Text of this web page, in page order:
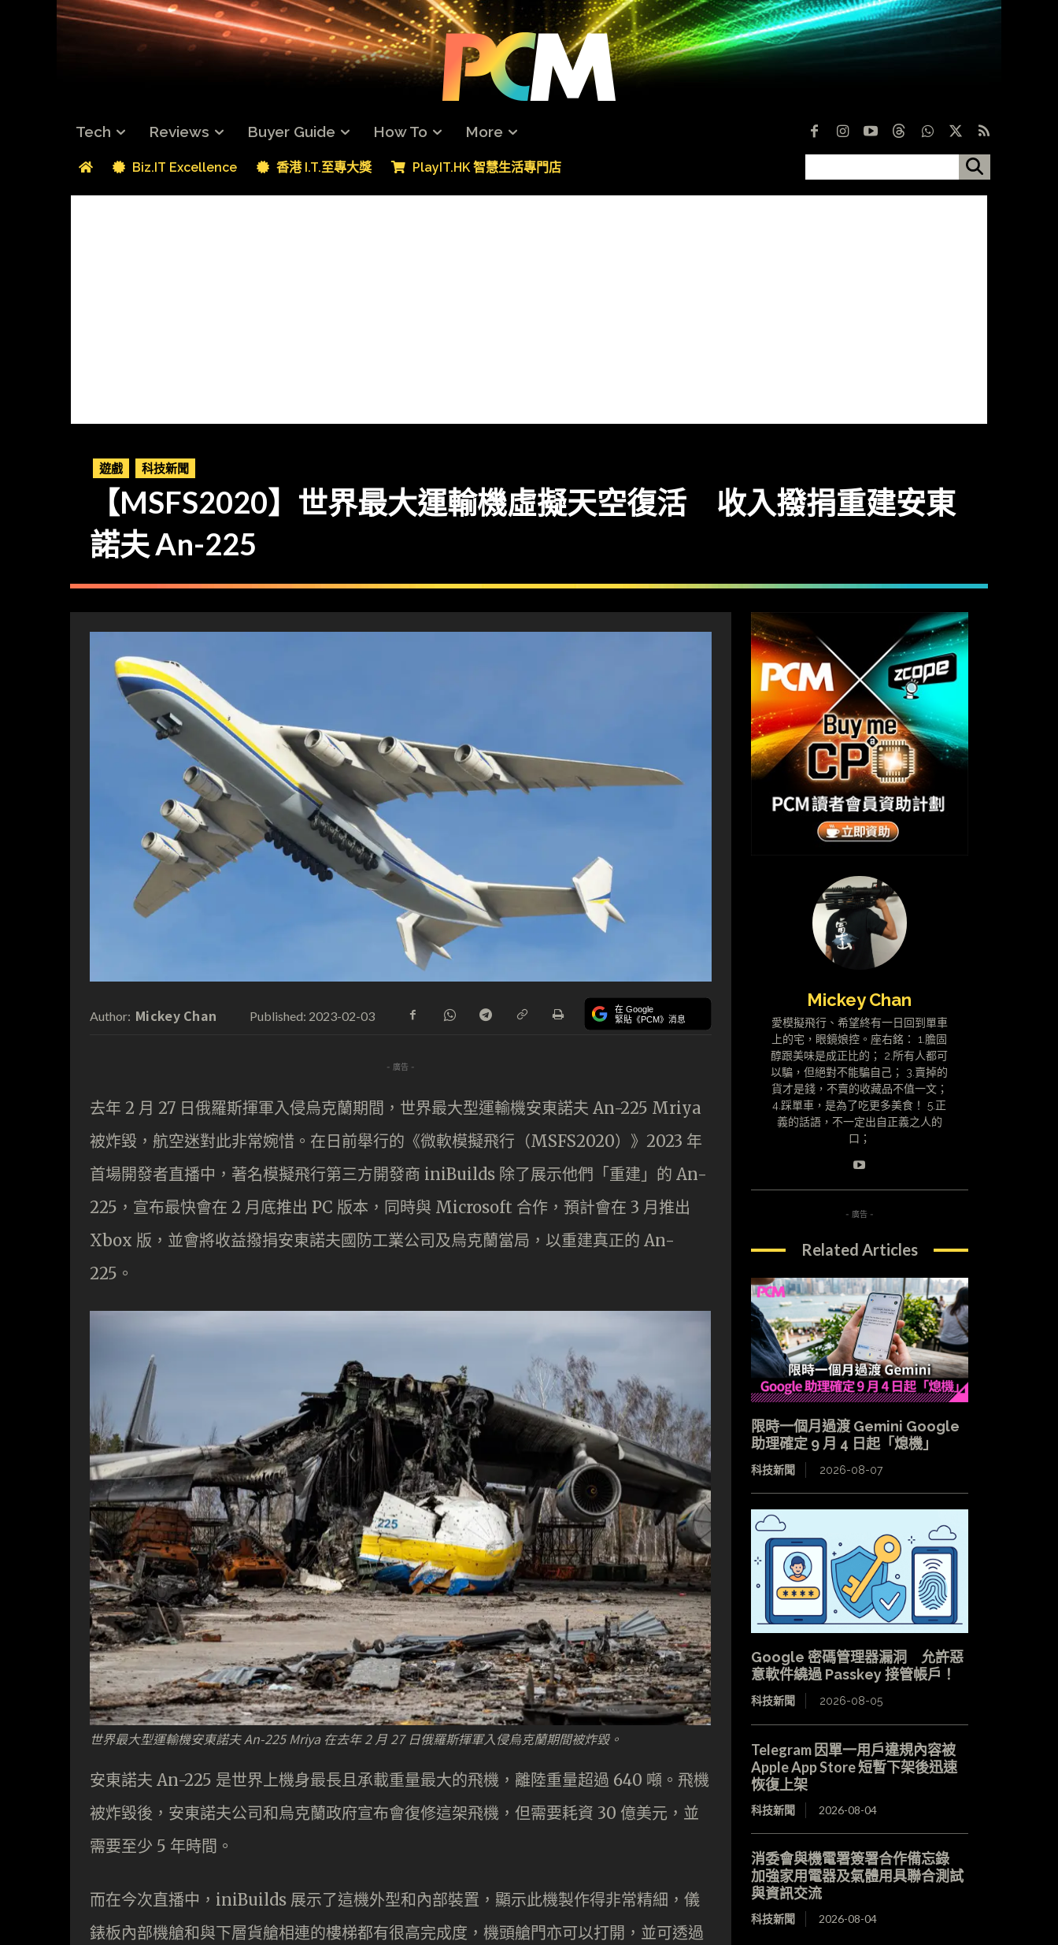
Tech Reviews Buyer Guide How To More
Biz.IT Excellence 香港 I.T.至專大獎 PlayIT.HK 智慧生活專門店
遊戲 科技新聞
【MSFS2020】世界最大運輸機虛擬天空復活 收入撥捐重建安東
諾夫 An-225
Author: Mickey Chan Published: 2023-02-03 在 Google
緊貼《PCM》消息
- 廣告 -
去年 2 月 27 日俄羅斯揮軍入侵烏克蘭期間，世界最大型運輸機安東諾夫 An-225 Mriya
被炸毀，航空迷對此非常婉惜。在日前舉行的《微軟模擬飛行（MSFS2020）》2023 年
首場開發者直播中，著名模擬飛行第三方開發商 iniBuilds 除了展示他們「重建」的 An-
225，宣布最快會在 2 月底推出 PC 版本，同時與 Microsoft 合作，預計會在 3 月推出
Xbox 版，並會將收益撥捐安東諾夫國防工業公司及烏克蘭當局，以重建真正的 An-
225。
世界最大型運輸機安東諾夫 An-225 Mriya 在去年 2 月 27 日俄羅斯揮軍入侵烏克蘭期間被炸毀。
安東諾夫 An-225 是世界上機身最長且承載重量最大的飛機，離陸重量超過 640 噸。飛機
被炸毀後，安東諾夫公司和烏克蘭政府宣布會復修這架飛機，但需要耗資 30 億美元，並
需要至少 5 年時間。
而在今次直播中，iniBuilds 展示了這機外型和內部裝置，顯示此機製作得非常精細，儀
錶板內部機艙和與下層貨艙相連的樓梯都有很高完成度，機頭艙門亦可以打開，並可透過
Mickey Chan
愛模擬飛行、希望終有一日回到單車
上的宅，眼鏡娘控。座右銘： 1.膽固
醇跟美味是成正比的； 2.所有人都可
以騙，但絕對不能騙自己； 3.賣掉的
貨才是錢，不賣的收藏品不值一文；
4.踩單車，是為了吃更多美食！ 5.正
義的話語，不一定出自正義之人的
口；
- 廣告 -
Related Articles
限時一個月過渡 Gemini Google
助理確定 9 月 4 日起「熄機」
科技新聞 2026-08-07
Google 密碼管理器漏洞 允許惡
意軟件繞過 Passkey 接管帳戶！
科技新聞 2026-08-05
Telegram 因單一用戶違規內容被
Apple App Store 短暫下架後迅速
恢復上架
科技新聞 2026-08-04
消委會與機電署簽署合作備忘錄
加強家用電器及氣體用具聯合測試
與資訊交流
科技新聞 2026-08-04